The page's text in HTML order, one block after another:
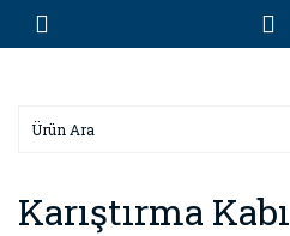
Karıştırma Kabı